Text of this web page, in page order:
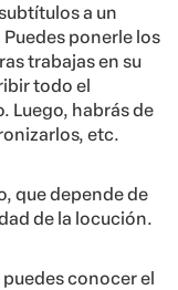
a un
Puedes ponerle los
trabajas en su
todo el
Luego, habrás de
etc.
que depende de
de la locución.
conocer el